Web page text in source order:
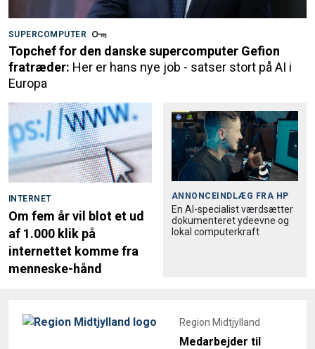
SUPERCOMPUTER
Topchef for den danske supercomputer Gefion
fratræder: Her er hans nye job - satser stort på AI i
Europa
INTERNET
Om fem år vil blot et ud
af 1.000 klik på
internettet komme fra
menneske-hånd
ANNONCEINDLÆG FRA HP
En AI-specialist værdsætter
dokumenteret ydeevne og
lokal computerkraft
Region Midtjylland
Medarbejder til